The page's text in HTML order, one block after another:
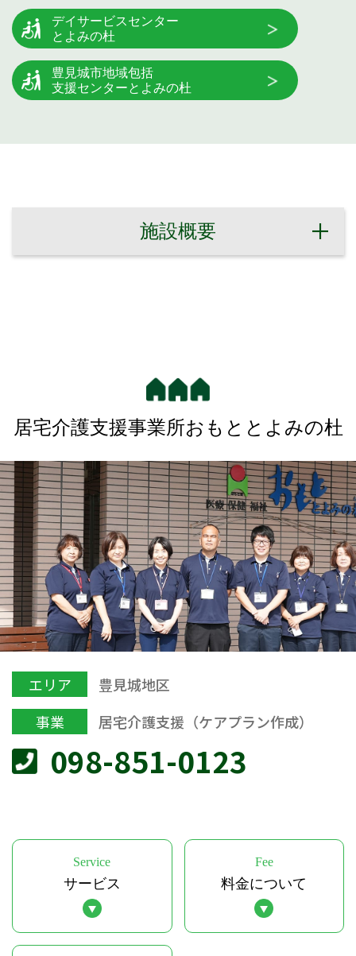
デイサービスセンター
とよみの杜
豊見城市地域包括
支援センターとよみの杜
施設概要
居宅介護支援事業所おもととよみの杜
エリア
豊見城地区
事業
居宅介護支援（ケアプラン作成）
098-851-0123
Service
サービス
Fee
料金について